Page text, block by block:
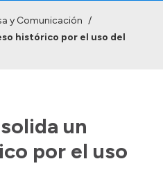
y Comunicación /
histórico por el uso del
un
por el uso